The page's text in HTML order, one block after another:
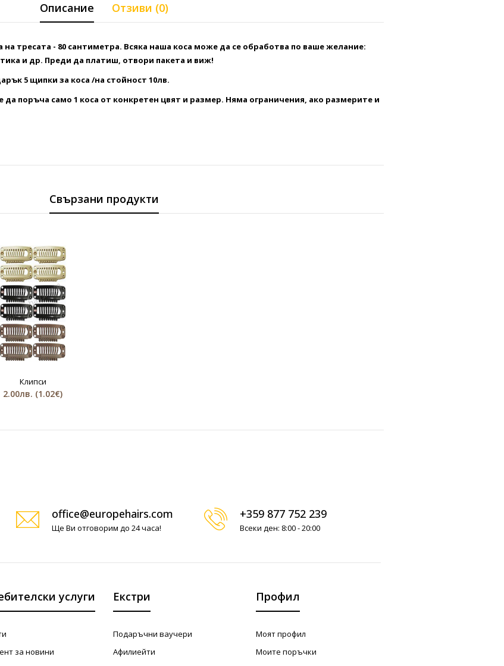
Описание Отзиви (0)
тресата - 80 сантиметра. Всяка наша коса може да се обработва по ваше желание:
и др. Преди да платиш, отвори пакета и виж!
5 щипки за коса /на стойност 10лв.
поръча само 1 коса от конкретен цвят и размер. Няма ограничения, ако размерите и
Свързани продукти
Клипси
2.00лв. (1.02€)
office@europehairs.com
Ще Ви отговорим до 24 часа!
+359 877 752 239
Всеки ден: 8:00 - 20:00
услуги
за новини
Екстри
Подаръчни ваучери
Афилиейти
Профил
Моят профил
Моите поръчки